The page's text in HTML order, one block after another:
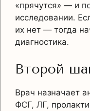
«прячутся» — и
исследовании.
их нет — тогда
диагностика.
Второй
Врач назначает
ФСГ, ЛГ,